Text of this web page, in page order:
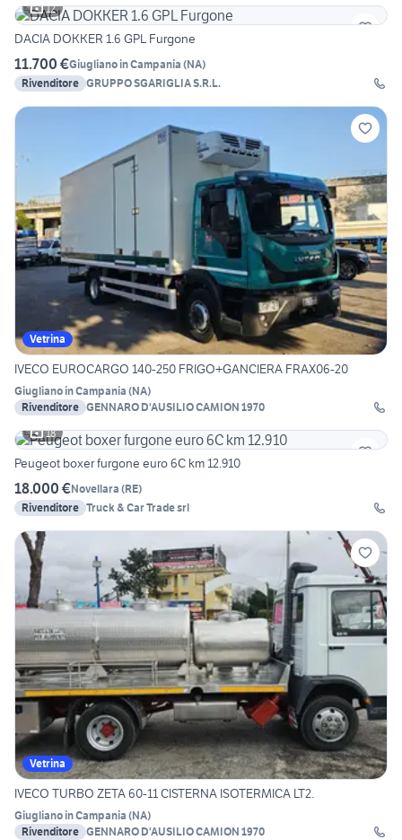
12
DACIA DOKKER 1.6 GPL Furgone
11.700 €Giugliano in Campania (NA)
Rivenditore GRUPPO SGARIGLIA S.R.L.
Vetrina
IVECO EUROCARGO 140-250 FRIGO+GANCIERA FRAX06-20
Giugliano in Campania (NA)
Rivenditore GENNARO D'AUSILIO CAMION 1970
18
Peugeot boxer furgone euro 6C km 12.910
18.000 €Novellara (RE)
Rivenditore Truck & Car Trade srl
Vetrina
IVECO TURBO ZETA 60-11 CISTERNA ISOTERMICA LT2.
Giugliano in Campania (NA)
Rivenditore GENNARO D'AUSILIO CAMION 1970